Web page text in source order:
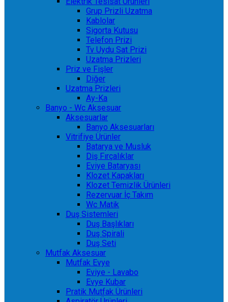
Grup Prizli Uzatma
Kablolar
Sigorta Kutusu
Telefon Prizi
Tv Uydu Sat Prizi
Uzatma Prizleri
Priz ve Fişler
Diğer
Uzatma Prizleri
Ay-Ka
Banyo - Wc Aksesuar
Aksesuarlar
Banyo Aksesuarları
Vitrifiye Ürünler
Batarya ve Musluk
Diş Fırçalıklar
Eviye Bataryası
Klozet Kapakları
Klozet Temizlik Ürünleri
Rezervuar İç Takım
Wc Matik
Duş Sistemleri
Duş Başlıkları
Duş Spirali
Duş Seti
Mutfak Aksesuar
Mutfak Evye
Eviye - Lavabo
Evye Kubar
Pratik Mutfak Ürünleri